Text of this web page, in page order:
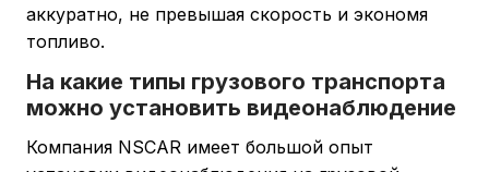
аккуратно, не превышая скорость и экономя
топливо.
На какие типы грузового транспорта
можно установить видеонаблюдение
Компания NSCAR имеет большой опыт